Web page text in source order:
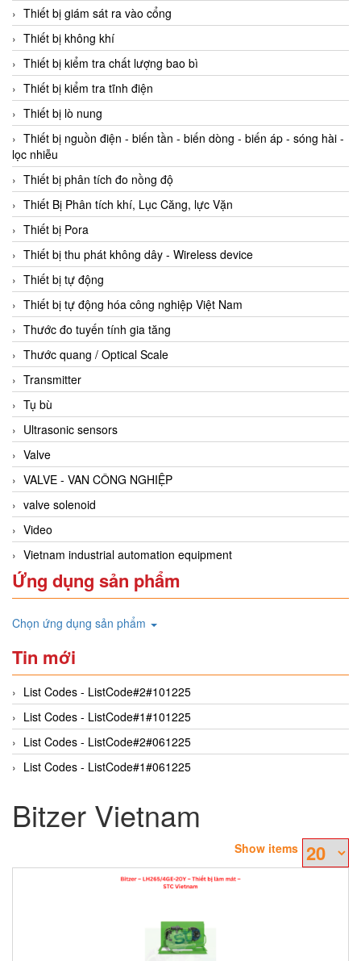
Thiết bị giám sát ra vào cổng
Thiết bị không khí
Thiết bị kiểm tra chất lượng bao bì
Thiết bị kiểm tra tĩnh điện
Thiết bị lò nung
Thiết bị nguồn điện - biến tần - biến dòng - biến áp - sóng hài -
lọc nhiễu
Thiết bị phân tích đo nồng độ
Thiết Bị Phân tích khí, Lục Căng, lực Vặn
Thiết bị Pora
Thiết bị thu phát không dây - Wireless device
Thiết bị tự động
Thiết bị tự động hóa công nghiệp Việt Nam
Thước đo tuyến tính gia tăng
Thước quang / Optical Scale
Transmitter
Tụ bù
Ultrasonic sensors
Valve
VALVE - VAN CÔNG NGHIỆP
valve solenoid
Video
Vietnam industrial automation equipment
Ứng dụng sản phẩm
Chọn ứng dụng sản phẩm
Tin mới
List Codes - ListCode#2#101225
List Codes - ListCode#1#101225
List Codes - ListCode#2#061225
List Codes - ListCode#1#061225
Bitzer Vietnam
Show items